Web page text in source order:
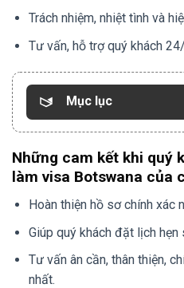
Trách nhiệm, nhiệt tình và
Tư vấn, hỗ trợ quý khách
Mục lục
Những cam kết khi quý
làm visa Botswana của
Hoàn thiện hồ sơ chính xác
Giúp quý khách đặt lịch hẹn
Tư vấn ân cần, thân thiện,
nhất.